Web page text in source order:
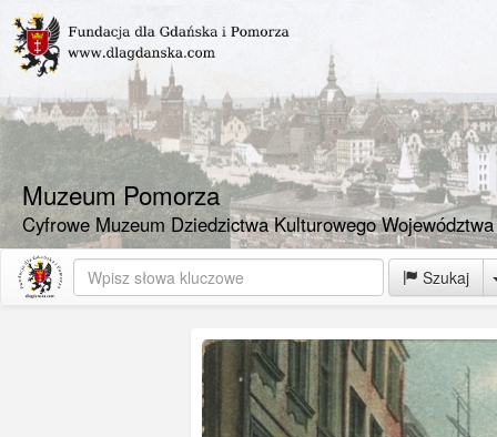
Muzeum Pomorza
Cyfrowe Muzeum Dziedzictwa Kulturowego
Szukaj